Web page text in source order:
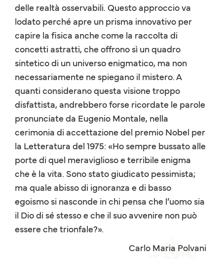
delle realtà osservabili. Questo approccio va
lodato perché apre un prisma innovativo per
capire la fisica anche come la raccolta di
concetti astratti, che offrono sì un quadro
sintetico di un universo enigmatico, ma non
necessariamente ne spiegano il mistero. A
quanti considerano questa visione troppo
disfattista, andrebbero forse ricordate le parole
pronunciate da Eugenio Montale, nella
cerimonia di accettazione del premio Nobel per
la Letteratura del 1975: «Ho sempre bussato alle
porte di quel meraviglioso e terribile enigma
che è la vita. Sono stato giudicato pessimista;
ma quale abisso di ignoranza e di basso
egoismo si nasconde in chi pensa che l’uomo sia
il Dio di sé stesso e che il suo avvenire non può
essere che trionfale?».
Carlo Maria Polvani